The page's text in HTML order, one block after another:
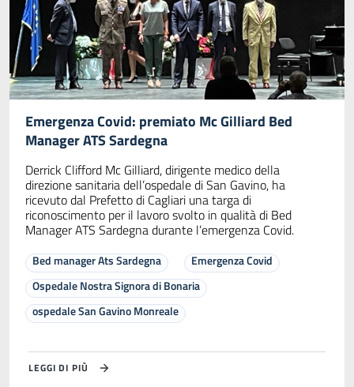
Emergenza Covid: premiato Mc Gilliard Bed
Manager ATS Sardegna
Derrick Clifford Mc Gilliard, dirigente medico della
direzione sanitaria dell’ospedale di San Gavino, ha
ricevuto dal Prefetto di Cagliari una targa di
riconoscimento per il lavoro svolto in qualità di Bed
Manager ATS Sardegna durante l’emergenza Covid.
Bed manager Ats Sardegna
Emergenza Covid
Ospedale Nostra Signora di Bonaria
ospedale San Gavino Monreale
LEGGI DI PIÙ